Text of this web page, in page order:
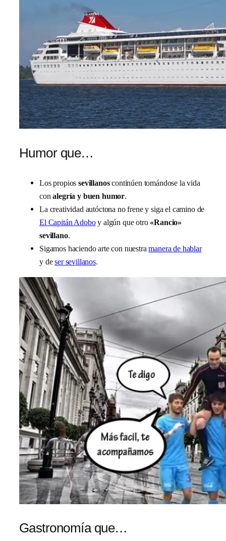
Humor que…
Los propiossevillanoscontinúen tomándose la vida
conalegría y buen humor.
La creatividad autóctona no frene y siga el camino de
El Capitán Adoboy algún que otro «Rancio»
sevillano.
Sigamos haciendo arte con nuestramanera de hablar
y deser sevillanos.
Gastronomía que…